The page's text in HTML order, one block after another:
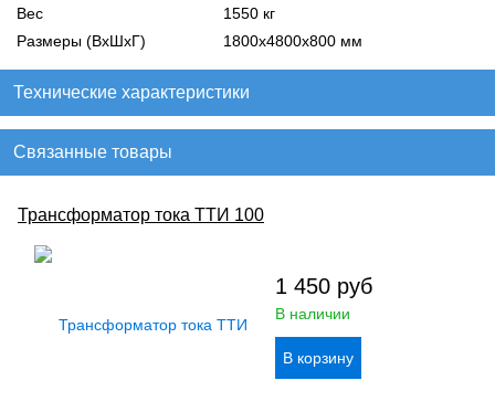
Вес
1550 кг
Размеры (ВхШхГ)
1800х4800х800 мм
Технические характеристики
Связанные товары
Трансформатор тока ТТИ 100
1 450 руб
В наличии